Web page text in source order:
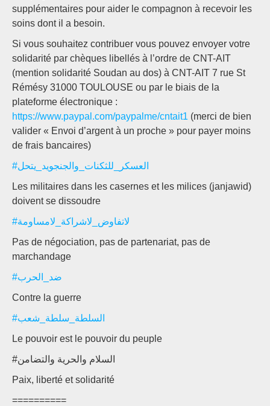
supplémentaires pour aider le compagnon à recevoir les
soins dont il a besoin.
Si vous souhaitez contribuer vous pouvez envoyer votre
solidarité par chèques libellés à l’ordre de CNT-AIT
(mention solidarité Soudan au dos) à CNT-AIT 7 rue St
Rémésy 31000 TOULOUSE ou par le biais de la
plateforme électronique :
https://www.paypal.com/paypalme/cntait1 (merci de bien
valider « Envoi d’argent à un proche » pour payer moins
de frais bancaires)
#العسكر_للثكنات_والجنجويد_يتحل
Les militaires dans les casernes et les milices (janjawid)
doivent se dissoudre
#لاتفاوض_لاشراكة_لامساومة
Pas de négociation, pas de partenariat, pas de
marchandage
#ضد_الحرب
Contre la guerre
#السلطة_سلطة_شعب
Le pouvoir est le pouvoir du peuple
#السلام والحرية والتضامن
Paix, liberté et solidarité
==========